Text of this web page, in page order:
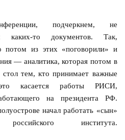
подчеркнем, не
каких-то документов. Так,
потом из этих «поговорили» и
— аналитика, которая потом в
тем, кто принимает важные
касается работы РИСИ,
на президента РФ.
начал работать «сын»
института.